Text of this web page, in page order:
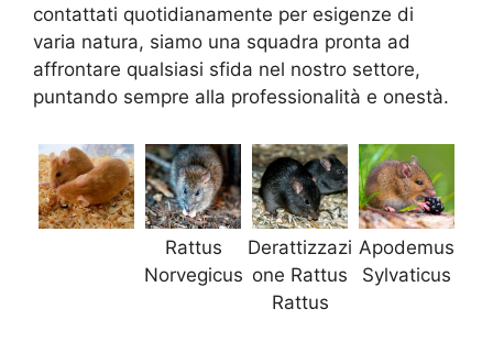
contattati quotidianamente per esigenze di
varia natura, siamo una squadra pronta ad
affrontare qualsiasi sfida nel nostro settore,
puntando sempre alla professionalità e onestà.
Rattus
Norvegicus
Derattizzazi
one Rattus
Rattus
Apodemus
Sylvaticus